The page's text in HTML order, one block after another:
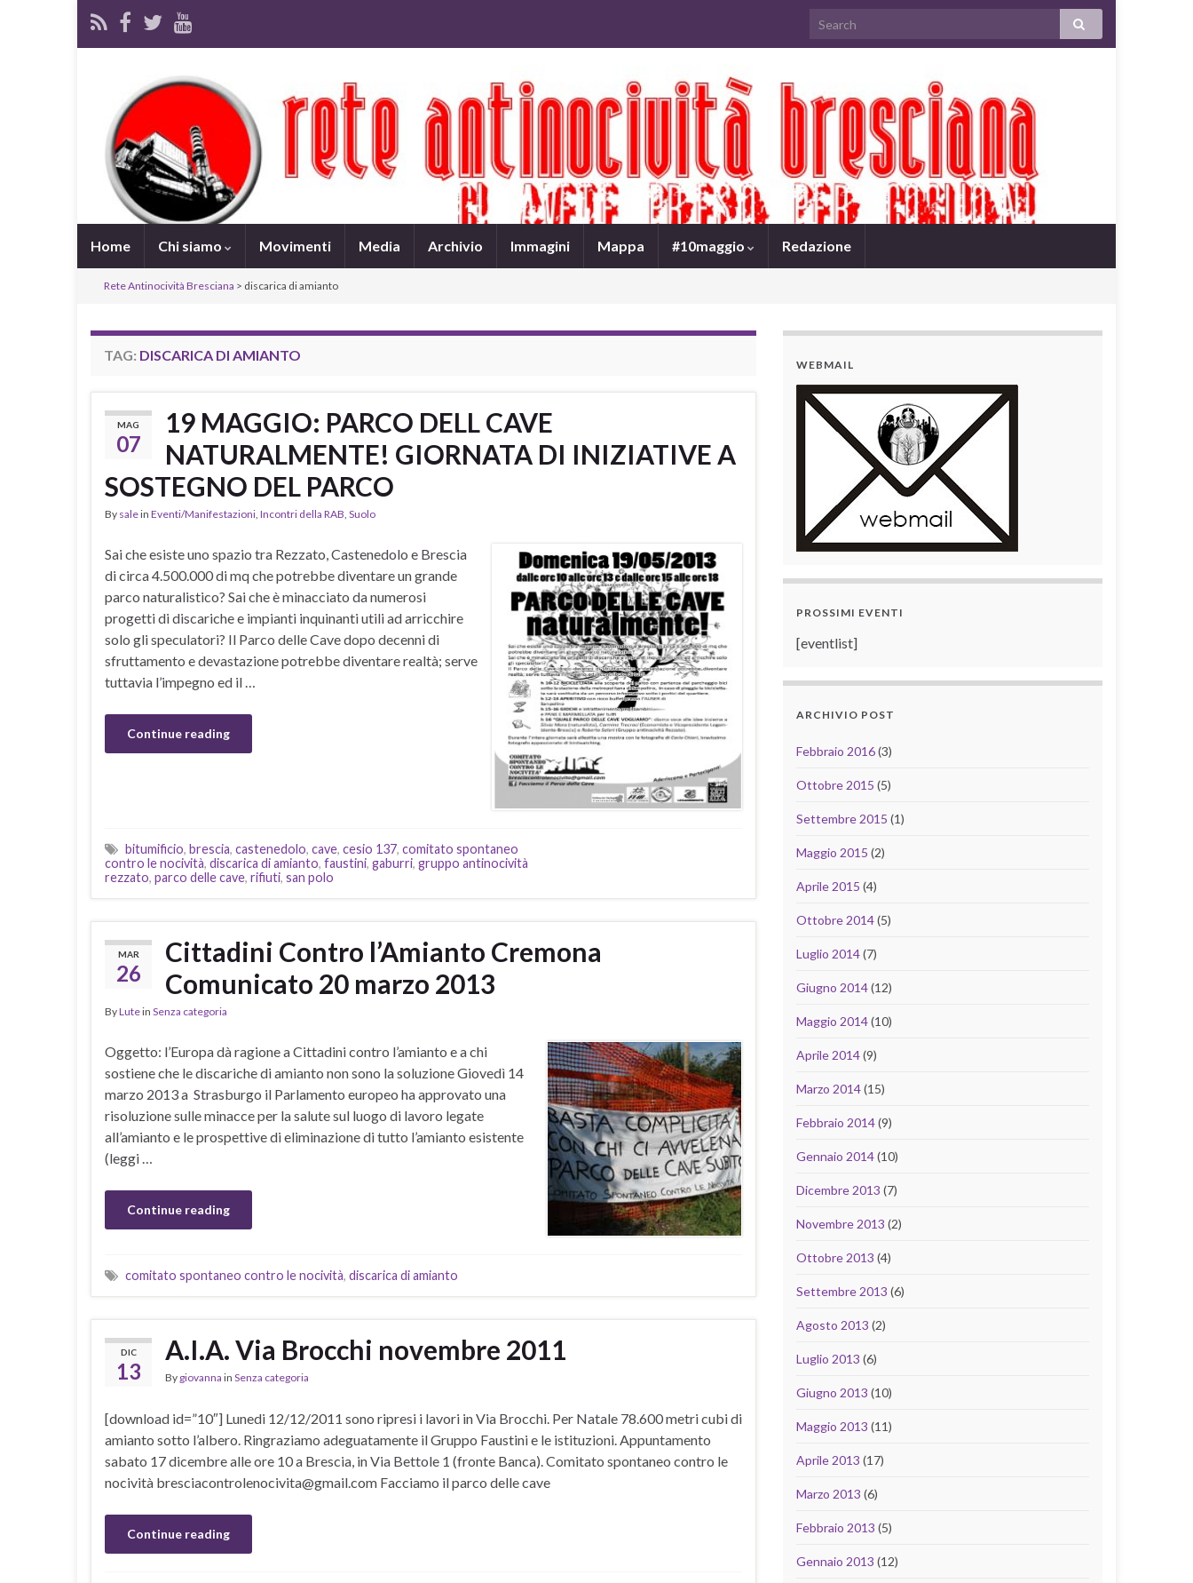
Home Chi siamo Movimenti Media Archivio Immagini Mappa #10maggio Redazione
Rete Antinocività Bresciana > discarica di amianto
TAG: DISCARICA DI AMIANTO
MAG
07
19 MAGGIO: PARCO DELL CAVE
NATURALMENTE! GIORNATA DI INIZIATIVE A
SOSTEGNO DEL PARCO
By salein Eventi/Manifestazioni, Incontri della RAB, Suolo
Sai che esiste uno spazio tra Rezzato, Castenedolo e Brescia
di circa 4.500.000 di mq che potrebbe diventare un grande
parco naturalistico? Sai che è minacciato da numerosi
progetti di discariche e impianti inquinanti utili ad arricchire
solo gli speculatori? Il Parco delle Cave dopo decenni di
sfruttamento e devastazione potrebbe diventare realtà; serve
tuttavia l’impegno ed il …
Continue reading
bitumificio, brescia, castenedolo, cave, cesio 137, comitato spontaneo
contro le nocività, discarica di amianto, faustini, gaburri, gruppo antinocività
rezzato, parco delle cave, rifiuti, san polo
MAR
26
Cittadini Contro l’Amianto Cremona
Comunicato 20 marzo 2013
ByLutein Senza categoria
Oggetto: l’Europa dà ragione a Cittadini contro l’amianto e a chi
sostiene che le discariche di amianto non sono la soluzione Giovedì 14
marzo 2013 a Strasburgo il Parlamento europeo ha approvato una
risoluzione sulle minacce per la salute sul luogo di lavoro legate
all’amianto e le prospettive di eliminazione di tutto l’amianto esistente
(leggi …
Continue reading
comitato spontaneo contro le nocività, discarica di amianto
DIC
13
A.I.A. Via Brocchi novembre 2011
By giovanna in Senza categoria
[download id=”10″] Lunedi 12/12/2011 sono ripresi i lavori in Via Brocchi. Per Natale 78.600 metri cubi di
amianto sotto l’albero. Ringraziamo adeguatamente il Gruppo Faustini e le istituzioni. Appuntamento
sabato 17 dicembre alle ore 10 a Brescia, in Via Bettole 1 (fronte Banca). Comitato spontaneo contro le
nocività bresciacontrolenocivita@gmail.com Facciamo il parco delle cave
Continue reading
WEBMAIL
PROSSIMI EVENTI
[eventlist]
ARCHIVIO POST
Febbraio 2016(3)
Ottobre 2015 (5)
Settembre 2015 (1)
Maggio 2015 (2)
Aprile 2015 (4)
Ottobre 2014(5)
Luglio 2014(7)
Giugno 2014(12)
Maggio 2014(10)
Aprile 2014(9)
Marzo 2014(15)
Febbraio 2014(9)
Gennaio 2014(10)
Dicembre 2013 (7)
Novembre 2013 (2)
Ottobre 2013 (4)
Settembre 2013 (6)
Agosto 2013 (2)
Luglio 2013 (6)
Giugno 2013 (10)
Maggio 2013 (11)
Aprile 2013 (17)
Marzo 2013 (6)
Febbraio 2013 (5)
Gennaio 2013 (12)